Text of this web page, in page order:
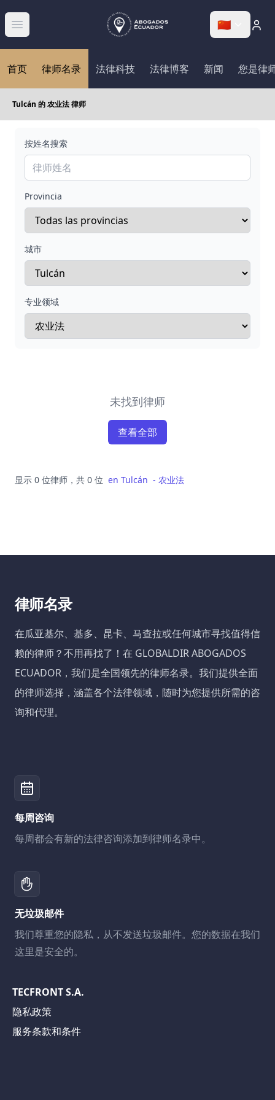
Abrir menú 🇨🇳
首页 律师名录 法律科技 法律博客 新闻 您是律
Tulcán 的 农业法 律师
按姓名搜索
Provincia
城市
专业领域
未找到律师
查看全部
显示 0 位律师，共 0 位 en Tulcán - 农业法
律师名录
在瓜亚基尔、基多、昆卡、马查拉或任何城市寻找值得信
赖的律师？不用再找了！在 GLOBALDIR ABOGADOS
ECUADOR，我们是全国领先的律师名录。我们提供全面
的律师选择，涵盖各个法律领域，随时为您提供所需的咨
询和代理。
每周咨询
每周都会有新的法律咨询添加到律师名录中。
无垃圾邮件
我们尊重您的隐私，从不发送垃圾邮件。您的数据在我们
这里是安全的。
TECFRONT S.A.
隐私政策
服务条款和条件